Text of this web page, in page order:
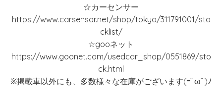
☆カーセンサー
https://www.carsensor.net/shop/tokyo/311791001/sto
cklist/
☆gooネット
https://www.goonet.com/usedcar_shop/0551869/sto
ck.html
※掲載車以外にも、多数様々な在庫がございます(=ﾟωﾟ)ﾉ